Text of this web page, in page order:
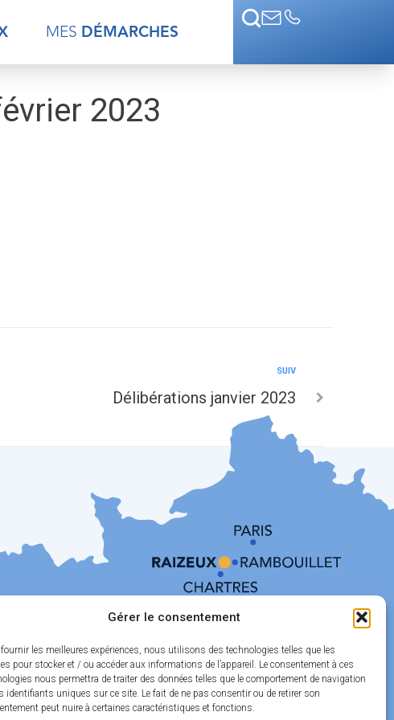
Gérer le consentement
fournir les meilleures expériences, nous utilisons des technologies telles que les
pour stocker et / ou accéder aux informations de l’appareil. Le consentement à ces
nous permettra de traiter des données telles que le comportement de navigation
identifiants uniques sur ce site. Le fait de ne pas consentir ou de retirer son
peut nuire à certaines caractéristiques et fonctions.
MES DÉMARCHES
2023
SUIV
Délibérations janvier 2023